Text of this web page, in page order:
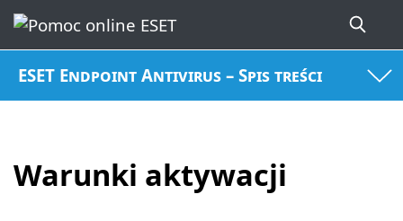
ESET Endpoint Antivirus – Spis treści
Warunki aktywacji